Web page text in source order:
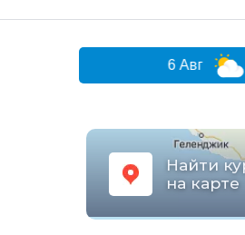
+26°C
Найти
на карте